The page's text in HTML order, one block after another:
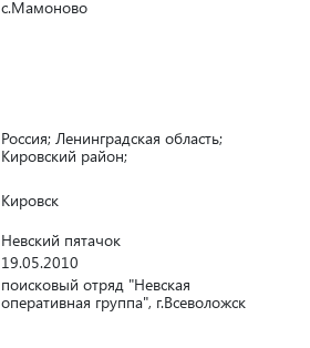
с.Мамоново
Россия; Ленинградская область;
Кировский район;
Кировск
Невский пятачок
19.05.2010
поисковый отряд "Невская
оперативная группа", г.Всеволожск